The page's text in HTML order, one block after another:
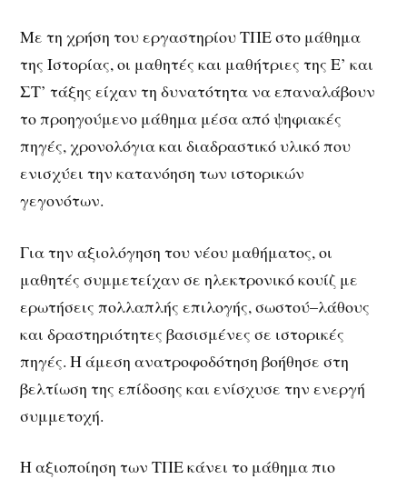
Με τη χρήση του εργαστηρίου ΤΠΕ στο μάθημα
της Ιστορίας, οι μαθητές και μαθήτριες της Ε’ και
ΣΤ’ τάξης είχαν τη δυνατότητα να επαναλάβουν
το προηγούμενο μάθημα μέσα από ψηφιακές
πηγές, χρονολόγια και διαδραστικό υλικό που
ενισχύει την κατανόηση των ιστορικών
γεγονότων.
Για την αξιολόγηση του νέου μαθήματος, οι
μαθητές συμμετείχαν σε ηλεκτρονικό κουίζ με
ερωτήσεις πολλαπλής επιλογής, σωστού–λάθους
και δραστηριότητες βασισμένες σε ιστορικές
πηγές. Η άμεση ανατροφοδότηση βοήθησε στη
βελτίωση της επίδοσης και ενίσχυσε την ενεργή
συμμετοχή.
Η αξιοποίηση των ΤΠΕ κάνει το μάθημα πιο